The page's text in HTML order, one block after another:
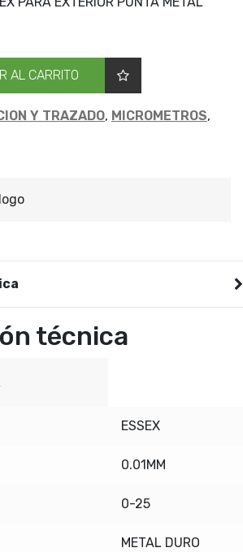
AL CARRITO
Y TRAZADO, MICROMETROS,
técnica
ESSEX
0.01MM
0-25
METAL DURO